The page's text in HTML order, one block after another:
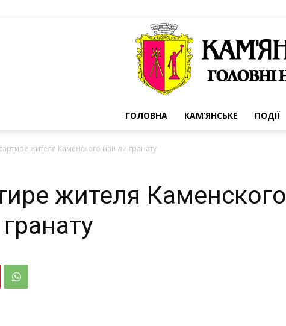
ГОЛОВНА КАМ’ЯНСЬКЕ ПОДІЇ
жителя Каменского нашли гранату
жителя Каменского